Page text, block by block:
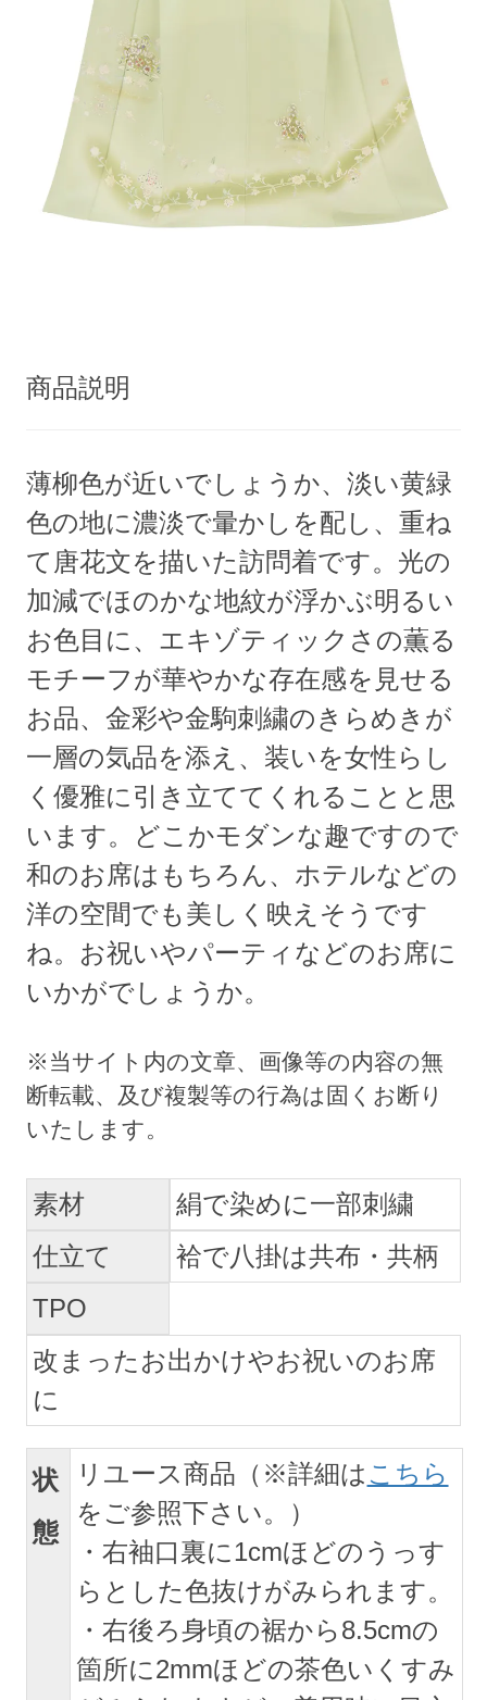
商品説明
薄柳色が近いでしょうか、淡い黄緑
色の地に濃淡で暈かしを配し、重ね
て唐花文を描いた訪問着です。光の
加減でほのかな地紋が浮かぶ明るい
お色目に、エキゾティックさの薫る
モチーフが華やかな存在感を見せる
お品、金彩や金駒刺繍のきらめきが
一層の気品を添え、装いを女性らし
く優雅に引き立ててくれることと思
います。どこかモダンな趣ですので
和のお席はもちろん、ホテルなどの
洋の空間でも美しく映えそうです
ね。お祝いやパーティなどのお席に
いかがでしょうか。
素材
絹で染めに一部刺繍
仕立て
袷で八掛は共布・共柄
TPO
改まったお出かけやお祝いのお席
に
状
態
リユース商品（※詳細は こちら
をご参照下さい。）
・右袖口裏に1cmほどのうっす
らとした色抜けがみられます。
・右後ろ身頃の裾から8.5cmの
箇所に2mmほどの茶色いくすみ